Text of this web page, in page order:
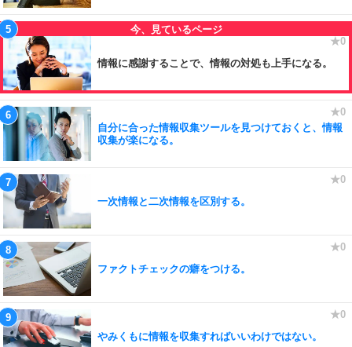
情報に感謝することで、情報の対処も上手になる。
自分に合った情報収集ツールを見つけておくと、情報
収集が楽になる。
一次情報と二次情報を区別する。
ファクトチェックの癖をつける。
やみくもに情報を収集すればいいわけではない。